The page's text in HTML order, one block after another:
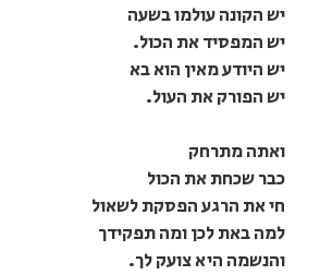
יש הקונה עולמו בשעה
יש המפסיד את הכול.
יש היודע מאין הוא בא
יש הפורק את העול.
ואתה מתרחק
כבר שכחת את הכול
חי את הרגע הפסקת לשאול
למה באת לכן ומה תפקידך
והנשמה היא צועק לך.